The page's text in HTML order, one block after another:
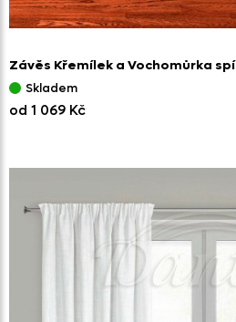
Závěs Křemílek a Vochomůrka spí
Skladem
od 1 069 Kč